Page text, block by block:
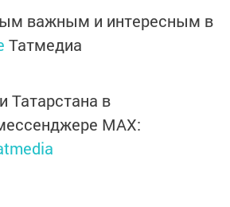
важным и интересным в
Татмедиа
Татарстана в
MАХ: